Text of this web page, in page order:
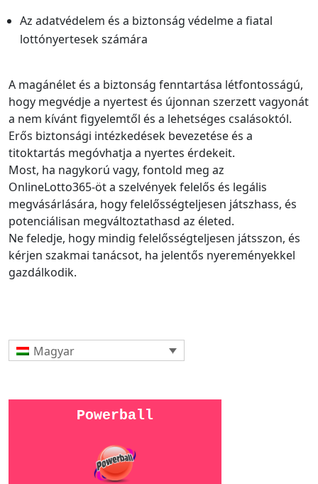
Az adatvédelem és a biztonság védelme a fiatal
lottónyertesek számára
A magánélet és a biztonság fenntartása létfontosságú,
hogy megvédje a nyertest és újonnan szerzett vagyonát
a nem kívánt figyelemtől és a lehetséges csalásoktól.
Erős biztonsági intézkedések bevezetése és a
titoktartás megóvhatja a nyertes érdekeit.
Most, ha nagykorú vagy, fontold meg az
OnlineLotto365-öt a szelvények felelős és legális
megvásárlására, hogy felelősségteljesen játszhass, és
potenciálisan megváltoztathasd az életed.
Ne feledje, hogy mindig felelősségteljesen játsszon, és
kérjen szakmai tanácsot, ha jelentős nyereményekkel
gazdálkodik.
Magyar